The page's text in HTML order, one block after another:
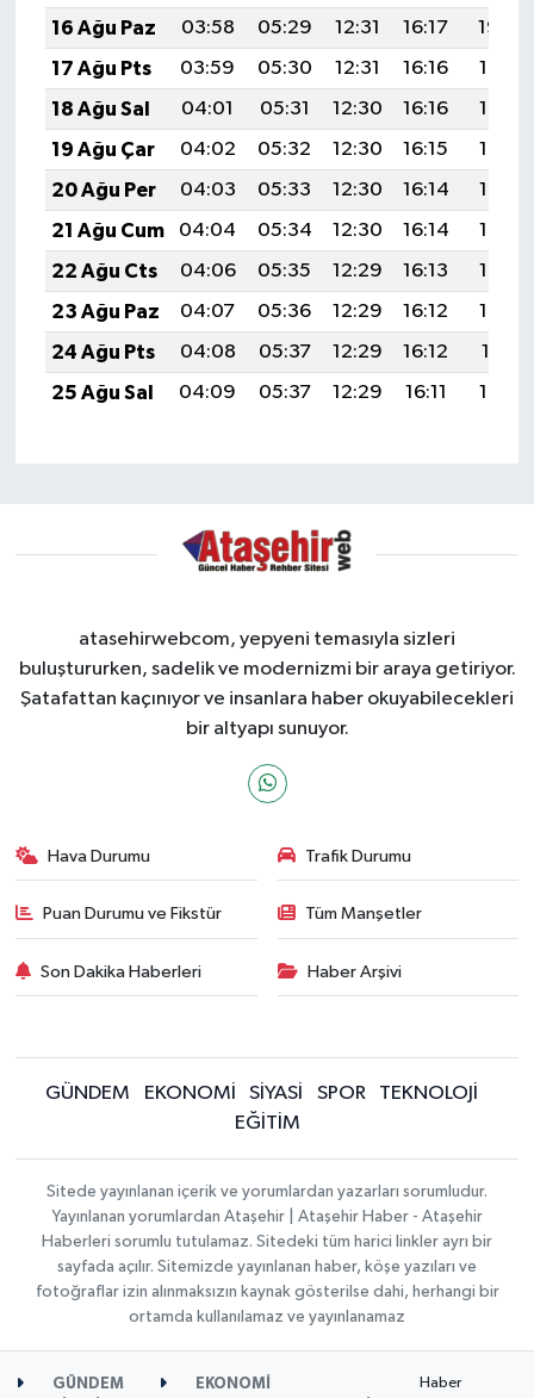
16 Ağu Paz
03:58 05:29 12:31 16:17
19:22
17 Ağu Pts
03:59 05:30 12:31 16:16
19:21
18 Ağu Sal
04:01 05:31 12:30 16:16
19:19
19 Ağu Çar
04:02 05:32 12:30 16:15
19:18
20 Ağu Per
04:03 05:33 12:30 16:14
19:17
21 Ağu Cum
04:04 05:34 12:30 16:14
19:15
22 Ağu Cts
04:06 05:35 12:29 16:13
19:14
23 Ağu Paz
04:07 05:36 12:29 16:12
19:13
24 Ağu Pts
04:08 05:37 12:29 16:12
19:11
25 Ağu Sal
04:09 05:37 12:29 16:11 19:10
atasehirwebcom, yepyeni temasıyla sizleri
buluştururken, sadelik ve modernizmi bir araya getiriyor.
Şatafattan kaçınıyor ve insanlara haber okuyabilecekleri
bir altyapı sunuyor.
Hava Durumu Trafik Durumu
Puan Durumu ve Fikstür Tüm Manşetler
Son Dakika Haberleri Haber Arşivi
GÜNDEM EKONOMİ SİYASİ SPOR
TEKNOLOJİ
EĞİTİM
Sitede yayınlanan içerik ve yorumlardan yazarları sorumludur.
Yayınlanan yorumlardan Ataşehir | Ataşehir Haber - Ataşehir
Haberleri sorumlu tutulamaz. Sitedeki tüm harici linkler ayrı bir
sayfada açılır. Sitemizde yayınlanan haber, köşe yazıları ve
fotoğraflar izin alınmaksızın kaynak gösterilse dahi, herhangi bir
ortamda kullanılamaz ve yayınlanamaz
GÜNDEM EKONOMİ Haber